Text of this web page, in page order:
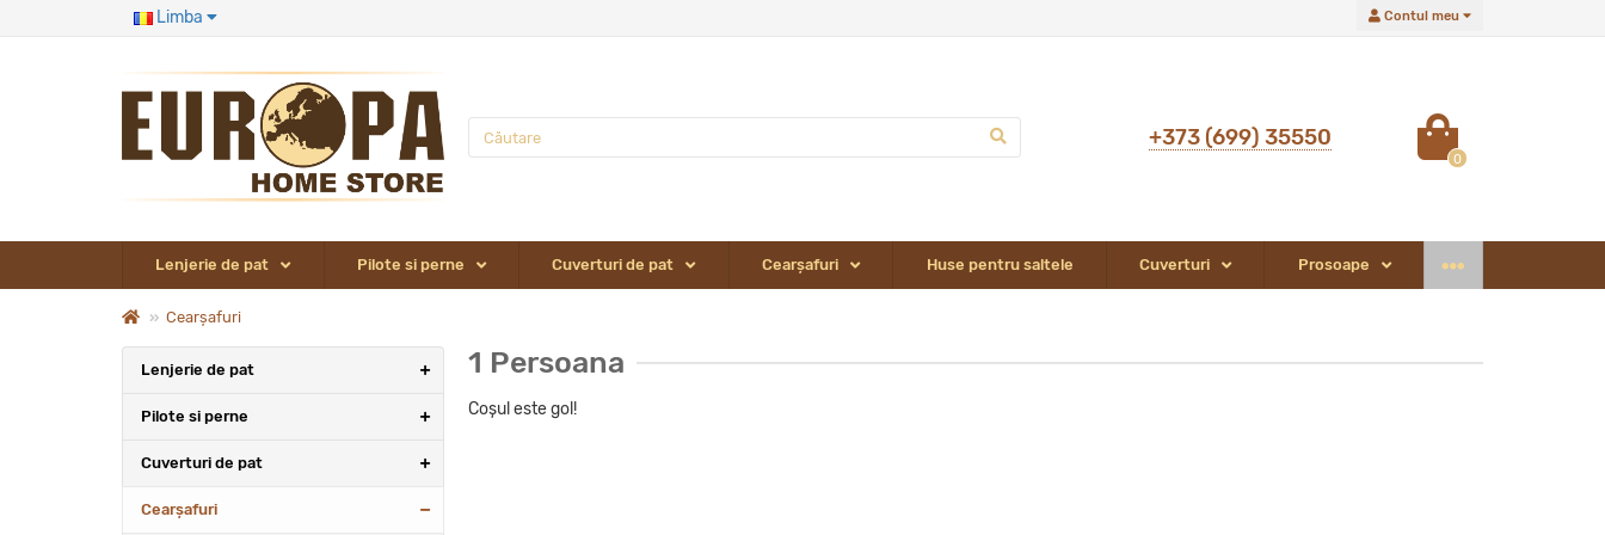
Contul meu
Limba
+373 (699) 35550
0
Lenjerie de pat Pilote si perne Cuverturi de pat Сearșafuri Huse pentru saltele Cuverturi Prosoape
Сearșafuri
Lenjerie de pat
Pilote si perne
Cuverturi de pat
Сearșafuri
1 Persoana
Coșul este gol!